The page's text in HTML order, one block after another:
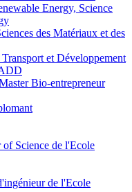
Energy, Science
des Matériaux et des
et Développement
Bio-entrepreneur
Science de l'Ecole
de l'Ecole